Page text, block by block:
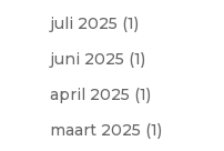
juli 2025 (1)
juni 2025 (1)
april 2025 (1)
maart 2025 (1)